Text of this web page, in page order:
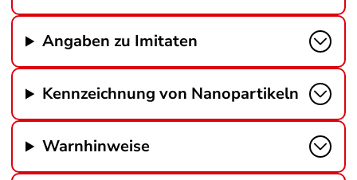
Angaben zu Imitaten
Kennzeichnung von Nanopartikeln
Warnhinweise